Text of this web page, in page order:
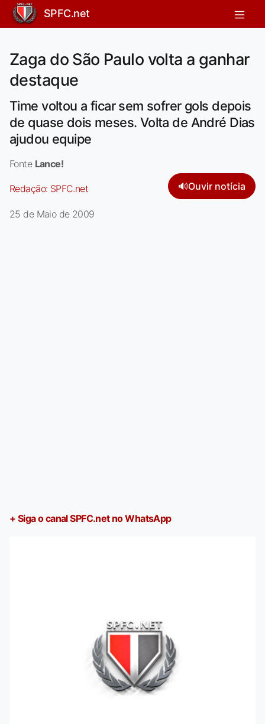
SPFC.net
Zaga do São Paulo volta a ganhar
destaque
Time voltou a ficar sem sofrer gols depois
de quase dois meses. Volta de André Dias
ajudou equipe
Fonte Lance!
Redação: SPFC.net 🔊Ouvir notícia
25 de Maio de 2009
+ Siga o canal SPFC.net no WhatsApp